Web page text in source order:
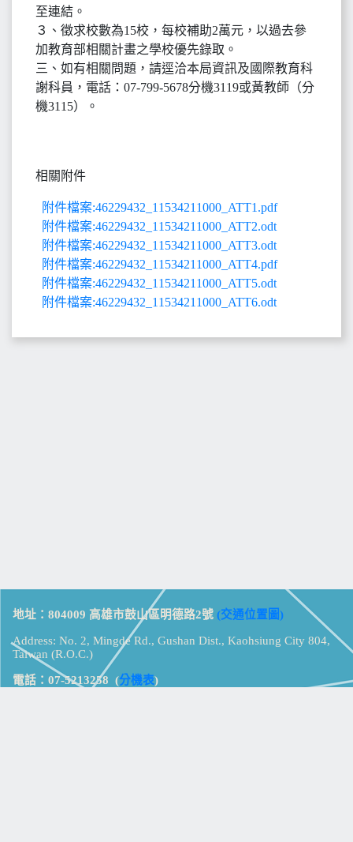
至連結。
３、徵求校數為15校，每校補助2萬元，以過去參
加教育部相關計畫之學校優先錄取。
三、如有相關問題，請逕洽本局資訊及國際教育科
謝科員，電話：07-799-5678分機3119或黃教師（分
機3115）。
相關附件
附件檔案:46229432_11534211000_ATT1.pdf
附件檔案:46229432_11534211000_ATT2.odt
附件檔案:46229432_11534211000_ATT3.odt
附件檔案:46229432_11534211000_ATT4.pdf
附件檔案:46229432_11534211000_ATT5.odt
附件檔案:46229432_11534211000_ATT6.odt
地址：804009 高雄市鼓山區明德路2號 (交通位置圖)
Address: No. 2, Mingde Rd., Gushan Dist., Kaohsiung City 804,
Taiwan (R.O.C.)
電話：07-5213258 (分機表)